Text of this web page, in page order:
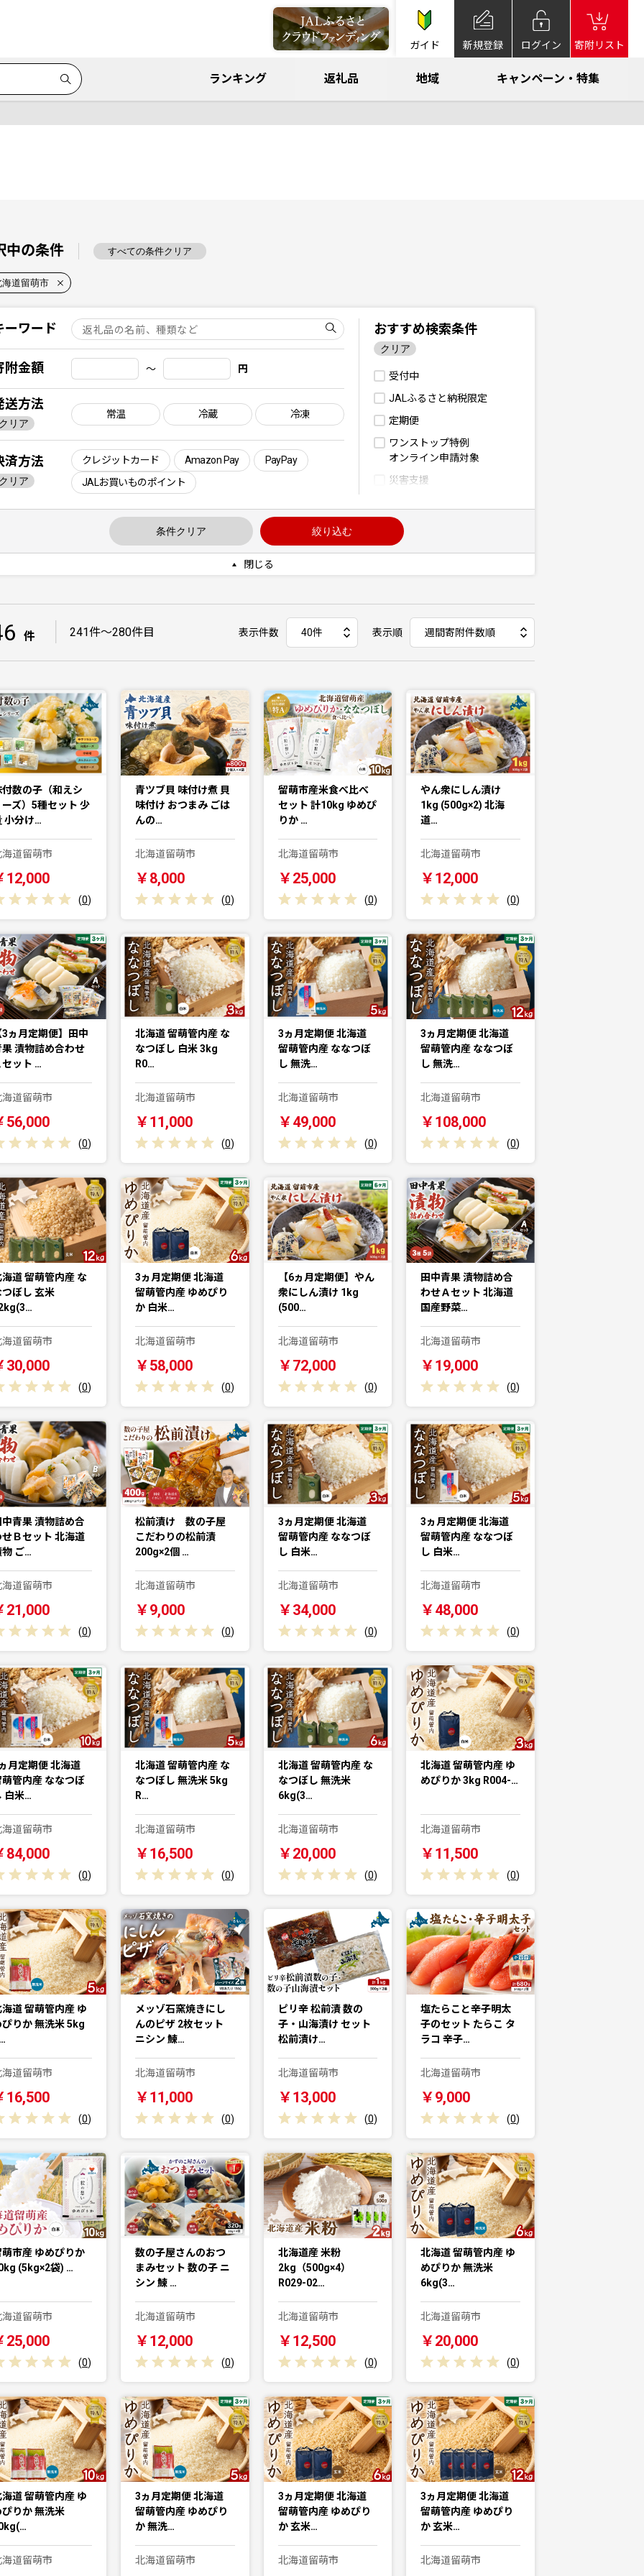
ガイド 新規登録 ログイン 寄附リスト
ランキング 返礼品 地域 キャンペーン・特集
中の条件 すべての条件クリア
海道留萌市
ーワード
附金額 〜 円
送方法
リア
常温 冷蔵 冷凍
済方法
リア
クレジットカード Amazon Pay
PayPay
JALお買いものポイント
おすすめ検索条件
クリア
受付中
JALふるさと納税限定
定期便
ワンストップ特例
オンライン申請対象
災害支援
条件クリア 絞り込む
閉じる
件 241件〜280件目 表示件数 表示順
付数の子（和えシ
ーズ）5種セット 少
小分け…
海道留萌市
12,000
(0)
青ツブ貝 味付け煮 貝
味付け おつまみ ごは
んの…
北海道留萌市
￥8,000
(0)
留萌市産米食べ比べ
セット 計10kg ゆめぴ
りか …
北海道留萌市
￥25,000
(0)
やん衆にしん漬け
1kg (500g×2) 北海
道…
北海道留萌市
￥12,000
(0)
3ヵ月定期便】田中
果 漬物詰め合わせ
セット …
海道留萌市
56,000
(0)
北海道 留萌管内産 な
なつぼし 白米 3kg
R0…
北海道留萌市
￥11,000
(0)
3ヵ月定期便 北海道
留萌管内産 ななつぼ
し 無洗…
北海道留萌市
￥49,000
(0)
3ヵ月定期便 北海道
留萌管内産 ななつぼ
し 無洗…
北海道留萌市
￥108,000
(0)
海道 留萌管内産 な
つぼし 玄米
海道留萌市
30,000
(0)
3ヵ月定期便 北海道
留萌管内産 ゆめぴり
か 白米…
北海道留萌市
￥58,000
(0)
【6ヵ月定期便】やん
衆にしん漬け 1kg
(500…
北海道留萌市
￥72,000
(0)
田中青果 漬物詰め合
わせＡセット 北海道
国産野菜…
北海道留萌市
￥19,000
(0)
中青果 漬物詰め合
せＢセット 北海道
物 ご…
海道留萌市
21,000
(0)
松前漬け 数の子屋
こだわりの松前漬
200g×2個 …
北海道留萌市
￥9,000
(0)
3ヵ月定期便 北海道
留萌管内産 ななつぼ
し 白米…
北海道留萌市
￥34,000
(0)
3ヵ月定期便 北海道
留萌管内産 ななつぼ
し 白米…
北海道留萌市
￥48,000
(0)
月定期便 北海道
萌管内産 ななつぼ
白米…
海道留萌市
84,000
(0)
北海道 留萌管内産 な
なつぼし 無洗米 5kg
R…
北海道留萌市
￥16,500
(0)
北海道 留萌管内産 な
なつぼし 無洗米
6kg(3…
北海道留萌市
￥20,000
(0)
北海道 留萌管内産 ゆ
めぴりか 3kg R004-…
北海道留萌市
￥11,500
(0)
海道 留萌管内産 ゆ
ぴりか 無洗米 5kg
海道留萌市
16,500
(0)
メッゾ石窯焼きにし
んのピザ 2枚セット
ニシン 鰊…
北海道留萌市
￥11,000
(0)
ピリ辛 松前漬 数の
子・山海漬け セット
松前漬け…
北海道留萌市
￥13,000
(0)
塩たらこと辛子明太
子のセット たらこ タ
ラコ 辛子…
北海道留萌市
￥9,000
(0)
萌市産 ゆめぴりか
(5kg×2袋) …
海道留萌市
25,000
(0)
数の子屋さんのおつ
まみセット 数の子 ニ
シン 鰊 …
北海道留萌市
￥12,000
(0)
北海道産 米粉
2kg（500g×4）
R029-02…
北海道留萌市
￥12,500
(0)
北海道 留萌管内産 ゆ
めぴりか 無洗米
6kg(3…
北海道留萌市
￥20,000
(0)
海道 留萌管内産 ゆ
ぴりか 無洗米
海道留萌市
3ヵ月定期便 北海道
留萌管内産 ゆめぴり
か 無洗…
北海道留萌市
3ヵ月定期便 北海道
留萌管内産 ゆめぴり
か 玄米…
北海道留萌市
3ヵ月定期便 北海道
留萌管内産 ゆめぴり
か 玄米…
北海道留萌市